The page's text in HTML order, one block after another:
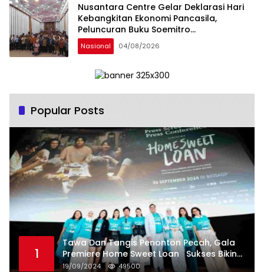
Nusantara Centre Gelar Deklarasi Hari
Kebangkitan Ekonomi Pancasila,
Peluncuran Buku Soemitro
Djojohadikusumo Anti Penjajahan
(Pergolakan Ekonomi Politik Indonesia) &
Undang Perekonomian Nasional dan
Bangsa Menuju Indonesia Emas 2045”,
Nasional 04/08/2026
Popular Posts
1
Tawa Dan Tangis Penonton Pecah, Gala
Premiere Home Sweet Loan Sukses Bikin
Penonton Lihat Diri Sendiri di Layar
19/09/2024 49500